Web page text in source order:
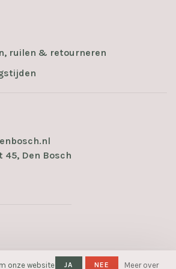
ruilen & retourneren
45, Den Bosch
Powered
onze website JA NEE Meer over